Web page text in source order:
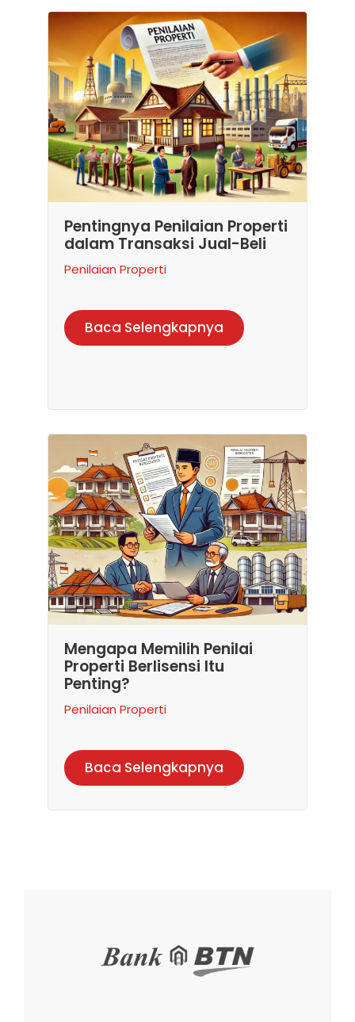
Pentingnya Penilaian Properti
dalam Transaksi Jual-Beli
Penilaian Properti
Baca Selengkapnya
Mengapa Memilih Penilai
Properti Berlisensi Itu
Penting?
Penilaian Properti
Baca Selengkapnya